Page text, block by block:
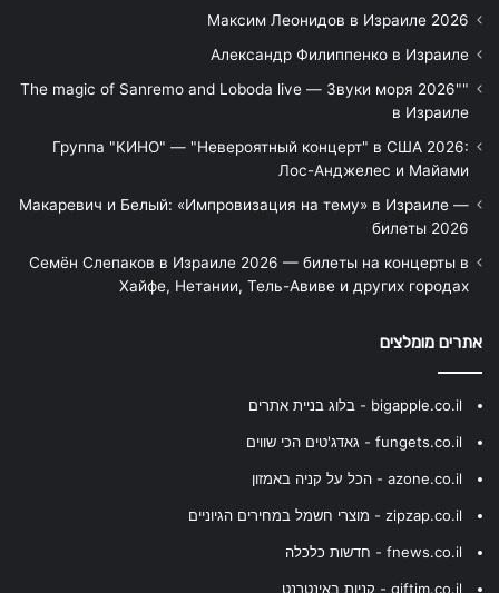
Максим Леонидов в Израиле 2026
Александр Филиппенко в Израиле
"The magic of Sanremo and Loboda live — Звуки моря 2026"
в Израиле
Группа "КИНО" — "Невероятный концерт" в США 2026:
Лос-Анджелес и Майами
Макаревич и Белый: «Импровизация на тему» в Израиле —
билеты 2026
Семён Слепаков в Израиле 2026 — билеты на концерты в
Хайфе, Нетании, Тель-Авиве и других городах
אתרים מומלצים
bigapple.co.il - בלוג בניית אתרים
fungets.co.il - גאדג'טים הכי שווים
azone.co.il - הכל על קניה באמזון
zipzap.co.il - מוצרי חשמל במחירים הגיוניים
fnews.co.il - חדשות כלכלה
giftim.co.il - קניות באינטרנט